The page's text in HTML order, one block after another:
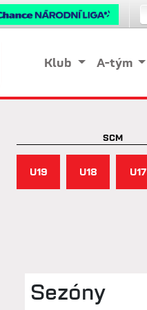
Klub A-tým
SCM
U19 U18 U17
Sezóny